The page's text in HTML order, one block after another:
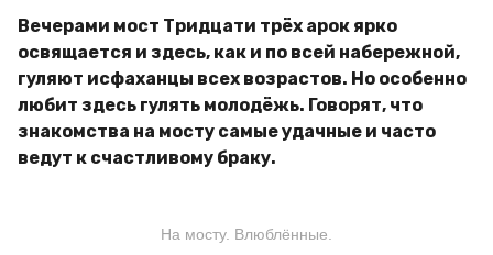
Вечерами мост Тридцати трёх арок ярко
освящается и здесь, как и по всей набережной,
гуляют исфаханцы всех возрастов. Но особенно
любит здесь гулять молодёжь. Говорят, что
знакомства на мосту самые удачные и часто
ведут к счастливому браку.
На мосту. Влюблённые.